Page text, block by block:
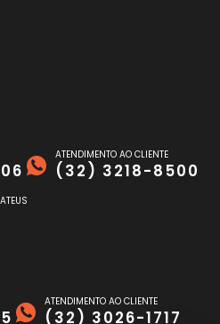
ATENDIMENTO AO CLIENTE
(32) 3218-8500
ATENDIMENTO AO CLIENTE
(32) 3026-1717